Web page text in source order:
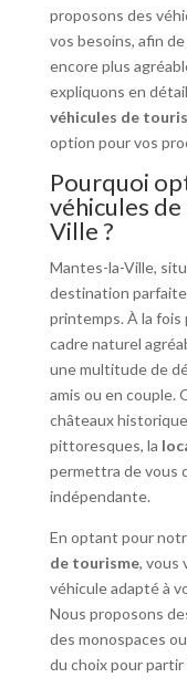
proposons des
vos besoins, afin
encore plus
expliquons en
véhicules de
option pour vos
Pourquoi
véhicules
Ville ?
Mantes-la-Ville,
destination
printemps. À la fois
cadre naturel
une multitude de
amis ou en couple.
châteaux
pittoresques, la
permettra de vous
indépendante.
En optant pour
de tourisme, vous
véhicule adapté à
Nous proposons
des monospaces
du choix pour